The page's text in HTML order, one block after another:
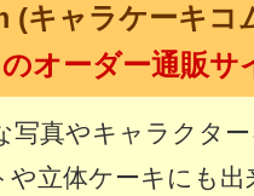
(キャラケーキコ
オーダー通販サ
写真やキャラクタ
や立体ケーキにも出